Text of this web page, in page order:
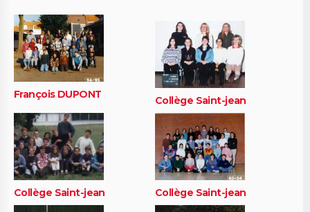
François DUPONT Collège Saint-jean
Collège Saint-jean Collège Saint-jean